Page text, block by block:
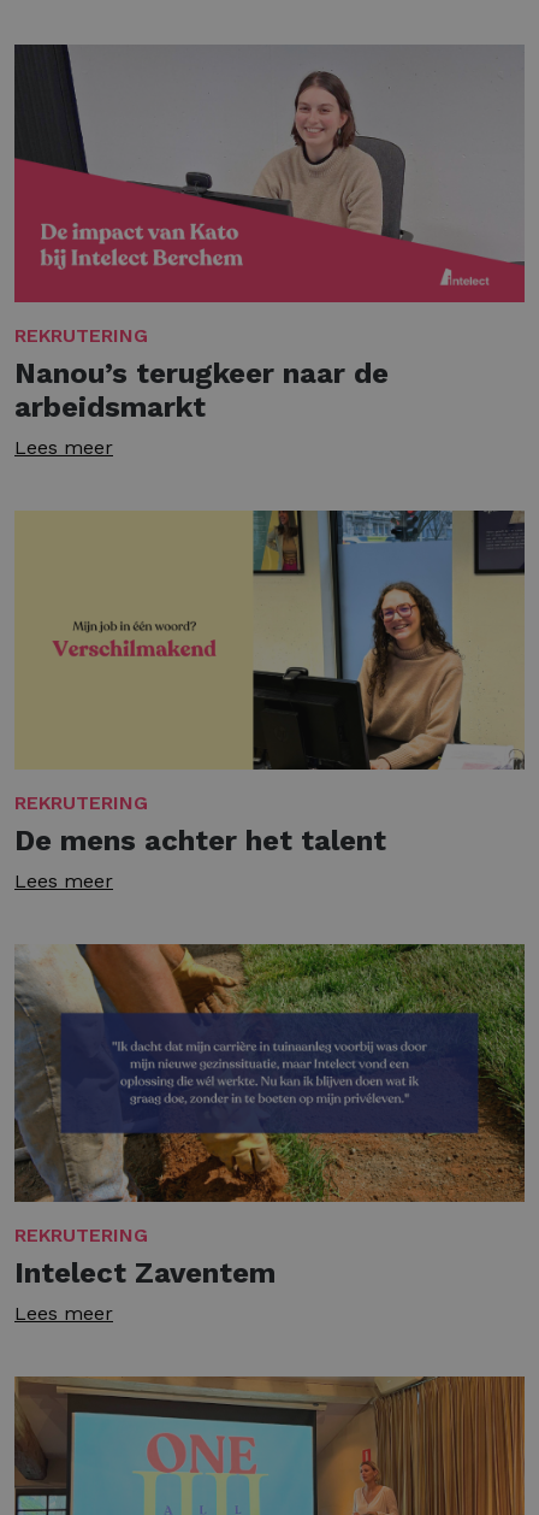
REKRUTERING
Nanou’s terugkeer naar de
arbeidsmarkt
Lees meer
REKRUTERING
De mens achter het talent
Lees meer
REKRUTERING
Intelect Zaventem
Lees meer